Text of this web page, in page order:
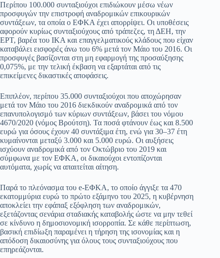
Περίπου 100.000 συνταξιούχοι επιδιώκουν μέσω νέων
προσφυγών την επιστροφή αναδρομικών επικουρικών
συντάξεων, τα οποία ο ΕΦΚΑ έχει απορρίψει. Οι υποθέσεις
αφορούν κυρίως συνταξιούχους από τράπεζες, τη ΔΕΗ, την
ΕΡΤ, βαρέα του ΙΚΑ και επαγγελματικούς κλάδους που είχαν
καταβάλει εισφορές άνω του 6% μετά τον Μάιο του 2016. Οι
προσφυγές βασίζονται στη μη εφαρμογή της προσαύξησης
0,075%, με την τελική έκβαση να εξαρτάται από τις
επικείμενες δικαστικές αποφάσεις.
Επιπλέον, περίπου 35.000 συνταξιούχοι που αποχώρησαν
μετά τον Μάιο του 2016 διεκδικούν αναδρομικά από τον
επανυπολογισμό των κύριων συντάξεων, βάσει του νόμου
4670/2020 (νόμος Βρούτση). Τα ποσά φτάνουν έως και 8.500
ευρώ για όσους έχουν 40 συντάξιμα έτη, ενώ για 30–37 έτη
κυμαίνονται μεταξύ 3.000 και 5.000 ευρώ. Οι αυξήσεις
ισχύουν αναδρομικά από τον Οκτώβριο του 2019 και
σύμφωνα με τον ΕΦΚΑ, οι δικαιούχοι εντοπίζονται
αυτόματα, χωρίς να απαιτείται αίτηση.
Παρά το πλεόνασμα του e-ΕΦΚΑ, το οποίο άγγιξε τα 470
εκατομμύρια ευρώ το πρώτο εξάμηνο του 2025, η κυβέρνηση
αποκλείει την εφάπαξ εξόφληση των αναδρομικών,
εξετάζοντας σενάρια σταδιακής καταβολής ώστε να μην τεθεί
σε κίνδυνο η δημοσιονομική ισορροπία. Σε κάθε περίπτωση,
βασική επιδίωξη παραμένει η τήρηση της ισονομίας και η
απόδοση δικαιοσύνης για όλους τους συνταξιούχους που
επηρεάζονται.